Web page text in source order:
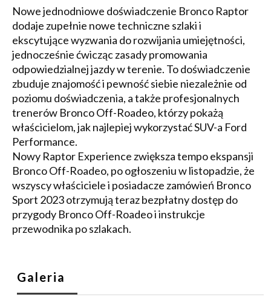
Nowe jednodniowe doświadczenie Bronco Raptor
dodaje zupełnie nowe techniczne szlaki i
ekscytujące wyzwania do rozwijania umiejętności,
jednocześnie ćwicząc zasady promowania
odpowiedzialnej jazdy w terenie. To doświadczenie
zbuduje znajomość i pewność siebie niezależnie od
poziomu doświadczenia, a także profesjonalnych
trenerów Bronco Off-Roadeo, którzy pokażą
właścicielom, jak najlepiej wykorzystać SUV-a Ford
Performance.
Nowy Raptor Experience zwiększa tempo ekspansji
Bronco Off-Roadeo, po ogłoszeniu w listopadzie, że
wszyscy właściciele i posiadacze zamówień Bronco
Sport 2023 otrzymują teraz bezpłatny dostęp do
przygody Bronco Off-Roadeo i instrukcje
przewodnika po szlakach.
Galeria